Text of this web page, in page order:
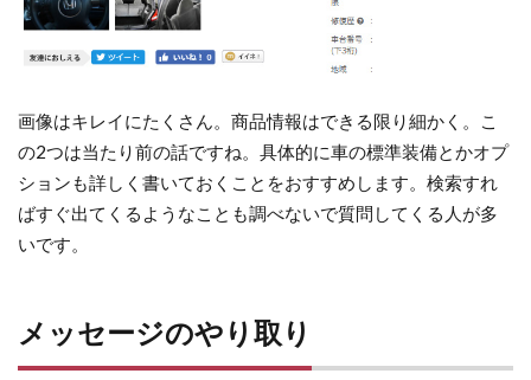
画像はキレイにたくさん。商品情報はできる限り細かく。こ
の2つは当たり前の話ですね。具体的に車の標準装備とかオプ
ションも詳しく書いておくことをおすすめします。検索すれ
ばすぐ出てくるようなことも調べないで質問してくる人が多
いです。
メッセージのやり取り